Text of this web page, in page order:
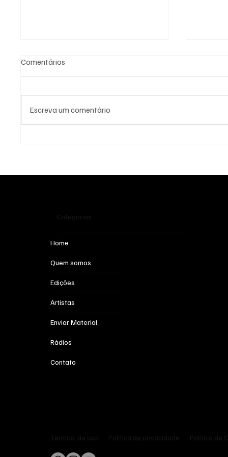
Abbusai - Urubu Treteiro Tião
Comentários
Escreva um comentário
Home
Quem somos
Edições
Artistas
Enviar Material
Rádios
Contato